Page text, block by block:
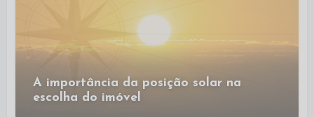
A importância da posição solar na
escolha do imóvel